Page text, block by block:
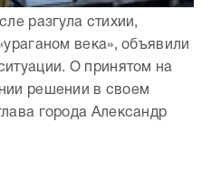
разгула стихии,
века», объявили
О принятом на
решении в своем
города Александр